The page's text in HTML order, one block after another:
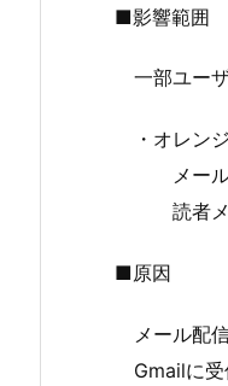
■影響範囲
一部ユーザ
・オレンジ
メール配
読者メー
■原因
メール配信
Gmailに受信